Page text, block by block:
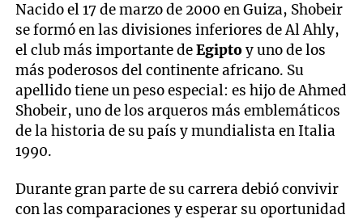
Nacido el 17 de marzo de 2000 en Guiza, Shobeir
se formó en las divisiones inferiores de Al Ahly,
el club más importante deEgiptoy uno de los
más poderosos del continente africano. Su
apellido tiene un peso especial: es hijo de Ahmed
Shobeir, uno de los arqueros más emblemáticos
de la historia de su país y mundialista en Italia
1990.
Durante gran parte de su carrera debió convivir
con las comparaciones y esperar su oportunidad